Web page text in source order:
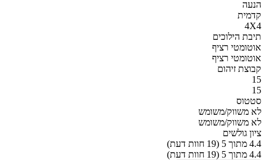
הנעה
קדמית
4X4
תיבת הילוכים
אוטומטי רציף
אוטומטי רציף
קבוצת זיהום
15
15
סטטוס
לא משווק/משומש
לא משווק/משומש
ציון גולשים
4.4 מתוך 5 (19 חוות דעת)
4.4 מתוך 5 (19 חוות דעת)